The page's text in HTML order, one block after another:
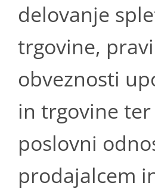
delovanje
trgovine,
obveznosti
in trgovine
poslovni
prodajalcem